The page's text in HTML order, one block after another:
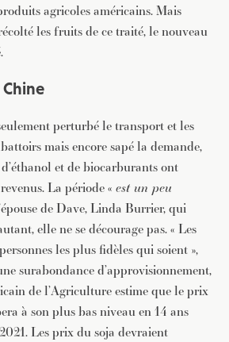
agricoles américains. Mais
les fruits de ce traité, le nouveau
perturbé le transport et les
mais encore sapé la demande,
et de biocarburants ont
La période « est un peu
de Dave, Linda Burrier, qui
elle ne se décourage pas. « Les
les plus fidèles qui soient »,
surabondance d’approvisionnement,
de l’Agriculture estime que le prix
à son plus bas niveau en 14 ans
Les prix du soja devraient